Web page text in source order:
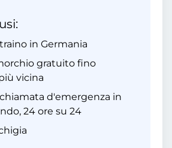
in Germania
gratuito fino
vicina
d'emergenza in
24 ore su 24